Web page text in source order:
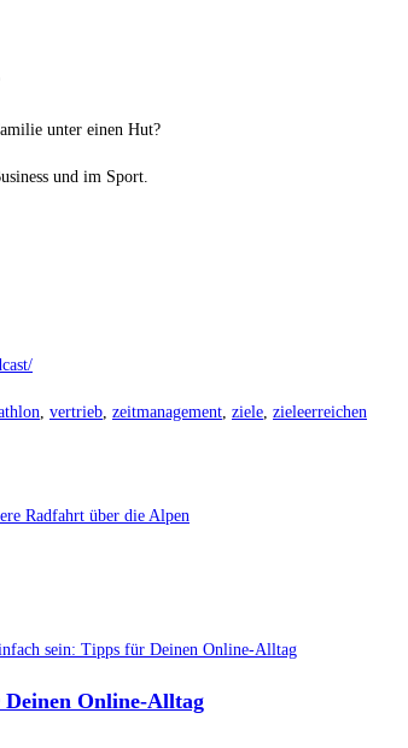
unter einen Hut?
und im Sport.
, vertrieb, zeitmanagement, ziele, zieleerreichen
Radfahrt über die Alpen
Online-Alltag